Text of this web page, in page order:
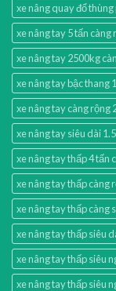
xe nâng quay đổ
xe nâng tay 5 tấn
xe nâng tay 2500kg
xe nâng tay bậc thang
xe nâng tay càng rộng
xe nâng tay siêu dài
xe nâng tay thấp 4 tấn
xe nâng tay thấp càng
xe nâng tay thấp càng
xe nâng tay thấp siêu
xe nâng tay thấp siêu
xe nâng tay thấp siêu